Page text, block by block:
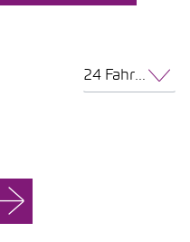
24 Fahrzeuge pro Seite